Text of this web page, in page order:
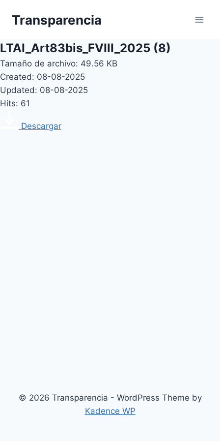
Transparencia
LTAI_Art83bis_FVIII_2025 (8)
Tamaño de archivo: 49.56 KB
Created: 08-08-2025
Updated: 08-08-2025
Hits: 61
Descargar
© 2026 Transparencia - WordPress Theme by
Kadence WP